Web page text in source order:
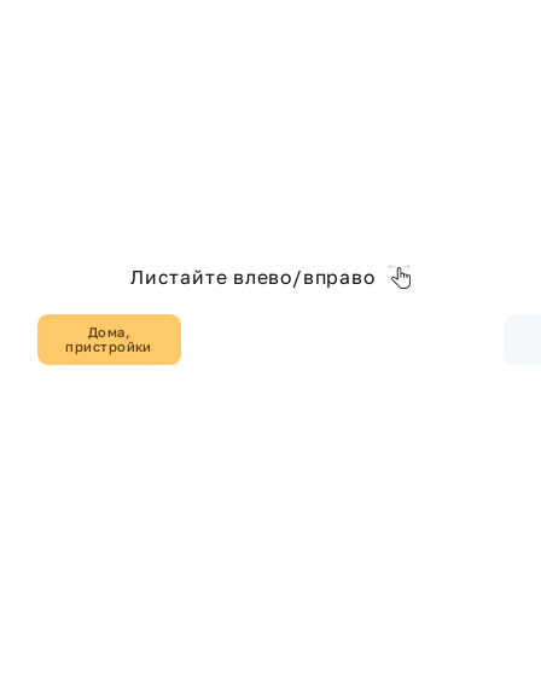
Листайте влево/вправо
Дома,
пристройки